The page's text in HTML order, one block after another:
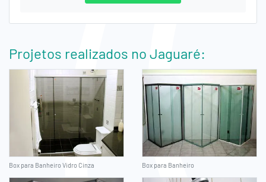
Projetos realizados no Jaguaré:
Box para Banheiro Vidro Cinza Box para Banheiro